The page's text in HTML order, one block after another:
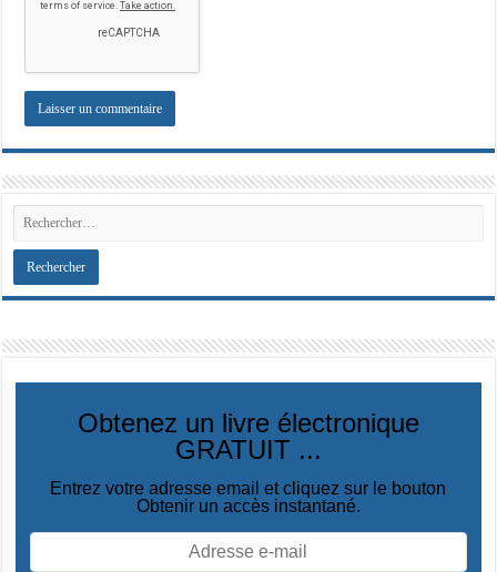
Obtenez un livre électronique
GRATUIT ...
Entrez votre adresse email et cliquez sur le bouton
Obtenir un accès instantané.